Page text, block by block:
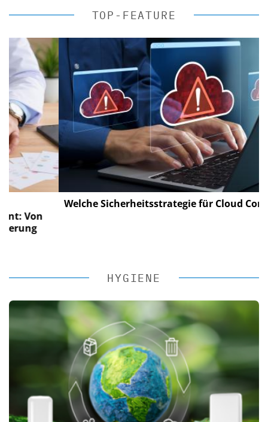
TOP-FEATURE
Welche Sicherheitsstrategie für Cloud
HYGIENE